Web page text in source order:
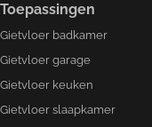
Toepassingen
Gietvloer badkamer
Gietvloer garage
Gietvloer keuken
Gietvloer slaapkamer